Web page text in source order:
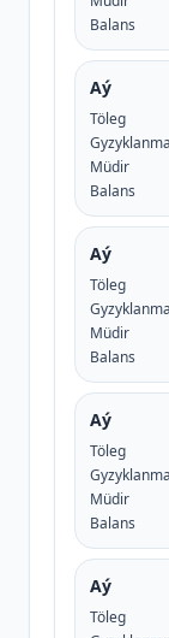
Balans
Aý
Töleg
Gyzyklanma
Müdir
Balans
Aý
Töleg
Gyzyklanma
Müdir
Balans
Aý
Töleg
Gyzyklanma
Müdir
Balans
Aý
Töleg